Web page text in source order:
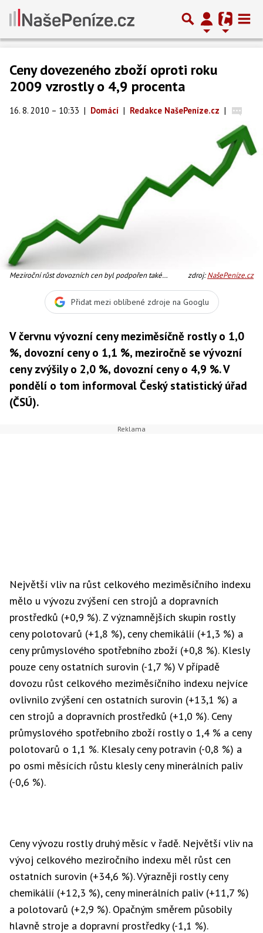
Ceny dovezeného zboží oproti roku
2009 vzrostly o 4,9 procenta
16. 8. 2010 – 10:33 | Domácí | Redakce NašePeníze.cz |
Meziroční růst dovozních cen byl podpořen také
zdroj:NašePeníze.cz
Přidat mezi oblíbené zdroje na Googlu
V červnu vývozní ceny meziměsíčně rostly o 1,0
%, dovozní ceny o 1,1 %, meziročně se vývozní
ceny zvýšily o 2,0 %, dovozní ceny o 4,9 %. V
pondělí o tom informoval Český statistický úřad
(ČSÚ).
Největší vliv na růst celkového meziměsíčního indexu
mělo u vývozu zvýšení cen strojů a dopravních
prostředků (+0,9 %). Z významnějších skupin rostly
ceny polotovarů (+1,8 %), ceny chemikálií (+1,3 %) a
ceny průmyslového spotřebního zboží (+0,8 %). Klesly
pouze ceny ostatních surovin (-1,7 %) V případě
dovozu růst celkového meziměsíčního indexu nejvíce
ovlivnilo zvýšení cen ostatních surovin (+13,1 %) a
cen strojů a dopravních prostředků (+1,0 %). Ceny
průmyslového spotřebního zboží rostly o 1,4 % a ceny
polotovarů o 1,1 %. Klesaly ceny potravin (-0,8 %) a
po osmi měsících růstu klesly ceny minerálních paliv
(-0,6 %).
Ceny vývozu rostly druhý měsíc v řadě. Největší vliv na
vývoj celkového meziročního indexu měl růst cen
ostatních surovin (+34,6 %). Výrazněji rostly ceny
chemikálií (+12,3 %), ceny minerálních paliv (+11,7 %)
a polotovarů (+2,9 %). Opačným směrem působily
hlavně stroje a dopravní prostředky (-1,1 %).